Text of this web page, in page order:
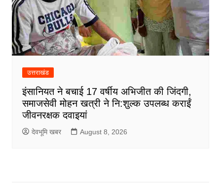
उत्तराखंड
इंसानियत ने बचाई 17 वर्षीय अभिजीत की जिंदगी,
समाजसेवी मोहन खत्री ने नि:शुल्क उपलब्ध कराईं
जीवनरक्षक दवाइयां
देवभूमि खबर August 8, 2026